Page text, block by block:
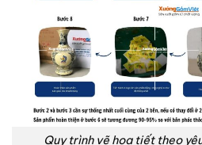
Quy trình vẽ họa tiết theo